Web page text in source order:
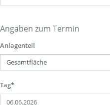
Angaben zum Termin
Anlagenteil
Tag*